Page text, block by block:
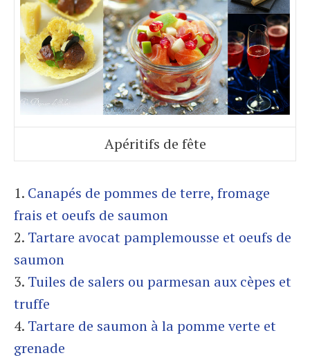
Apéritifs de fête
1. Canapés de pommes de terre, fromage
frais et oeufs de saumon
2. Tartare avocat pamplemousse et oeufs de
saumon
3. Tuiles de salers ou parmesan aux cèpes et
truffe
4. Tartare de saumon à la pomme verte et
grenade